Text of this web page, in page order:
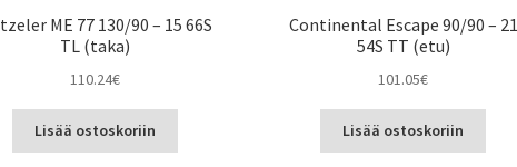
ME 77 130/90 – 15 66S
TL (taka)
110.24€
Lisää ostoskoriin
Continental Escape 90/90 – 21
54S TT (etu)
101.05€
Lisää ostoskoriin